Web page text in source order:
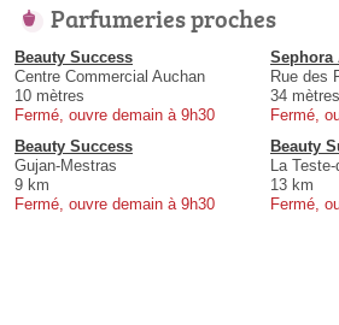
Parfumeries proches
Beauty Success
Centre Commercial Auchan
10 mètres
Fermé, ouvre demain à 9h30
Sephora
Rue des
34 mètres
Fermé,
Beauty Success
Gujan-Mestras
9 km
Fermé, ouvre demain à 9h30
Beauty
La
13 km
Fermé,